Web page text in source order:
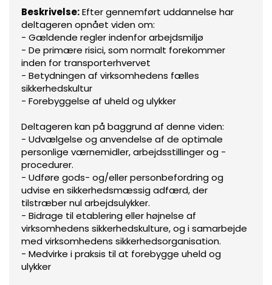
Beskrivelse:Efter gennemført uddannelse har
deltageren opnået viden om:
- Gældende regler indenfor arbejdsmiljø
- De primære risici, som normalt forekommer
inden for transporterhvervet
- Betydningen af virksomhedens fælles
sikkerhedskultur
- Forebyggelse af uheld og ulykker
Deltageren kan på baggrund af denne viden:
- Udvælgelse og anvendelse af de optimale
personlige værnemidler, arbejdsstillinger og -
procedurer.
- Udføre gods- og/eller personbefordring og
udvise en sikkerhedsmæssig adfærd, der
tilstræber nul arbejdsulykker.
- Bidrage til etablering eller højnelse af
virksomhedens sikkerhedskulture, og i samarbejde
med virksomhedens sikkerhedsorganisation.
- Medvirke i praksis til at forebygge uheld og
ulykker